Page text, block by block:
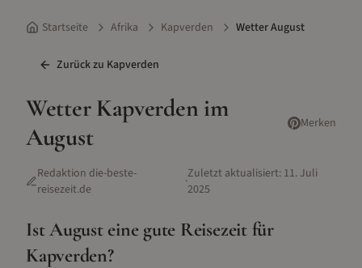
Startseite Afrika Kapverden Wetter August
Zurück zu Kapverden
WetterKapverden im
August
Merken
Redaktion die-beste-
reisezeit.de
·Zuletzt aktualisiert: 11. Juli
2025
IstAugusteine gute Reisezeit für
Kapverden?